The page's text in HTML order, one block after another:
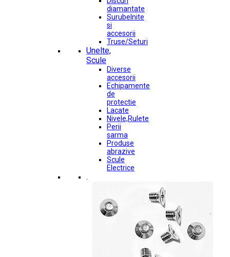
diamantate
Surubelnite
si
accesorii
Truse/Seturi
Unelte,
Scule
Diverse
accesorii
Echipamente
de
protectie
Lacate
Nivele,Rulete
Perii
sarma
Produse
abrazive
Scule
Electrice
.